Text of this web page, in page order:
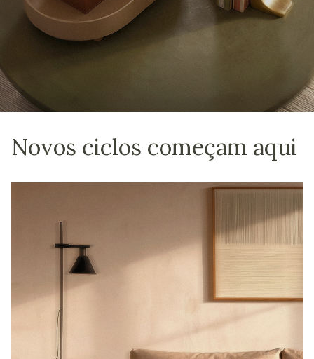
Novos ciclos começam aqui